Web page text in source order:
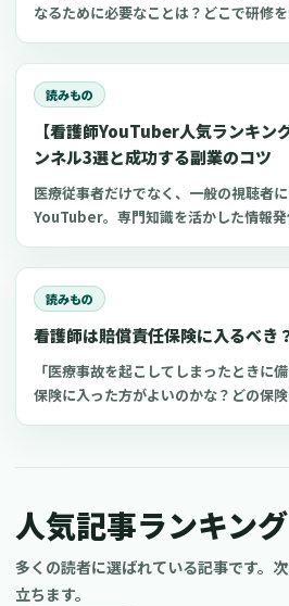
なるために必要なことは？どこで研修
護師としてのスキルアップにつながり
かせるかもしれません 。今回は、喀痰
る条件やおすすめの講習会についてご紹
読みもの
【看護師YouTuber人気ランキン
ンネル3選と成功する副業のコツ
医療従事者だけでなく、一般の視聴者
YouTuber。専門知識を活かした情報
ています。 今回は、おすすめの看護師
看護師がYouTube副業を成功させるコ
現役の看護師だけでなく、看護学生や医
に興味がある一般の方もぜひ参考にし
読みもの
看護師は賠償責任保険に入るべき
「医療事故を起こしてしまったときに
保険に入った方がよいのかな？どの保
は、看護師個人の責任を問われるケー
紹介します。
人気記事ランキング
多くの読者に選ばれている記事です。
立ちます。